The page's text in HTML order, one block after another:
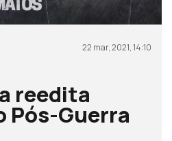
22 mar, 2021, 14:10
reedita
Pós-Guerra